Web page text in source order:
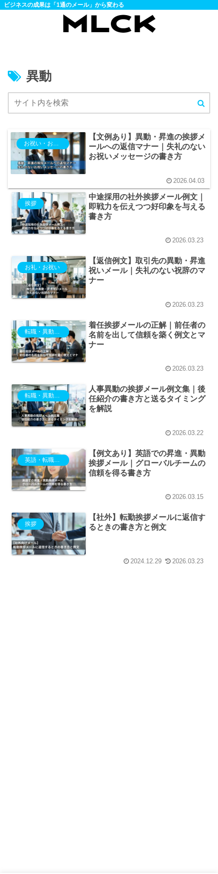
ビジネスの成果は「1通のメール」から変わる
異動
お祝い・お悔み
【文例あり】異動・昇進の挨拶メ
ールへの返信マナー｜失礼のない
お祝いメッセージの書き方
2026.04.03
挨拶
中途採用の社外挨拶メール例文｜
即戦力を伝えつつ好印象を与える
書き方
2026.03.23
お礼・お祝い
【返信例文】取引先の異動・昇進
祝いメール｜失礼のない祝辞のマ
ナー
2026.03.23
着任挨拶メールの正解｜前任者の
名前を出して信頼を築く例文とマ
ナー
2026.03.23
転職・異動・退職
人事異動の挨拶メール例文集｜後
任紹介の書き方と送るタイミング
を解説
2026.03.22
【例文あり】英語での昇進・異動
挨拶メール｜グローバルチームの
信頼を得る書き方
2026.03.15
挨拶
【社外】転勤挨拶メールに返信す
るときの書き方と例文
2024.12.29 2026.03.23